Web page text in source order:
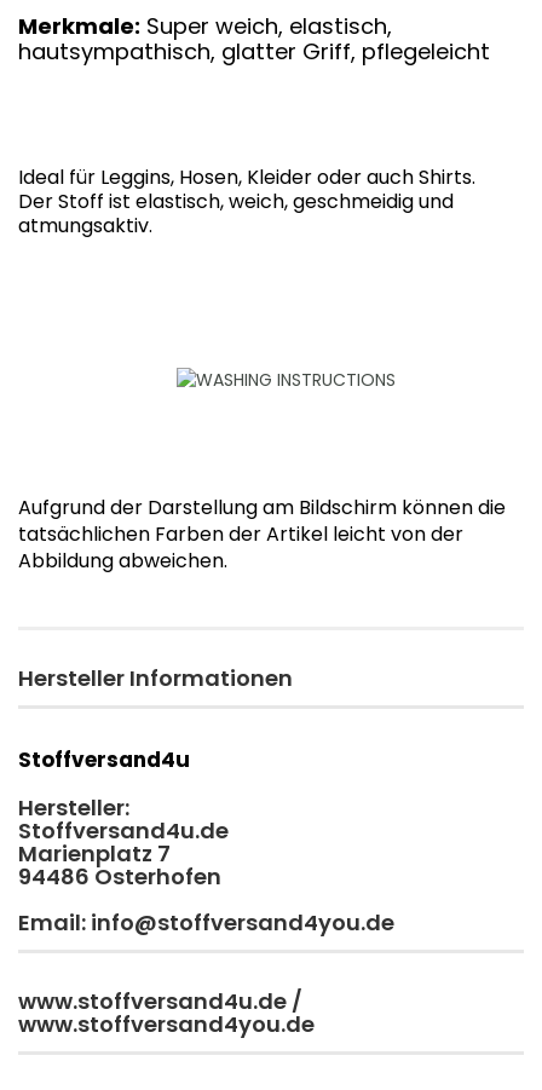
Merkmale: Super weich, elastisch,
hautsympathisch, glatter Griff, pflegeleicht
Ideal für Leggins, Hosen, Kleider oder auch Shirts.
Der Stoff ist elastisch, weich, geschmeidig und
atmungsaktiv.
Aufgrund der Darstellung am Bildschirm können die
tatsächlichen Farben der Artikel leicht von der
Abbildung abweichen.
Hersteller Informationen
Stoffversand4u
Hersteller:
Stoffversand4u.de
Marienplatz 7
94486 Osterhofen
Email: info@stoffversand4you.de
www.stoffversand4u.de /
www.stoffversand4you.de